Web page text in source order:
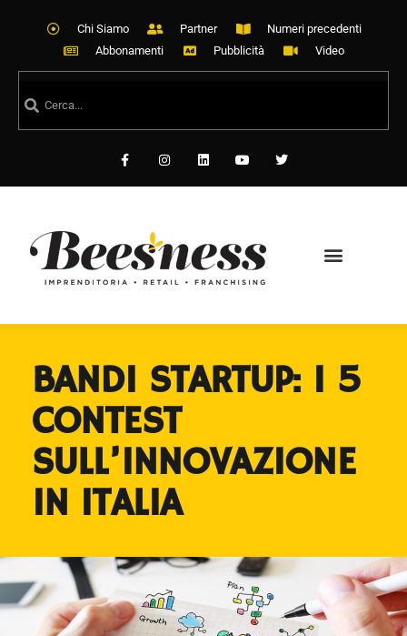
Chi Siamo Partner
Numeri precedenti
Abbonamenti
Pubblicità Video
BANDI STARTUP: I 5
CONTEST
SULL’INNOVAZIONE
IN ITALIA